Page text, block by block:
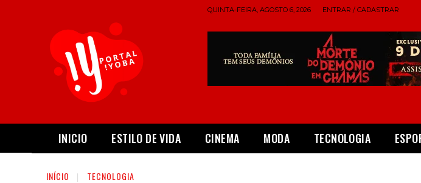
QUINTA-FEIRA, AGOSTO 6, 2026 ENTRAR / CADASTRAR
INICIO ESTILO DE VIDA CINEMA MODA TECNOLOGIA
INÍCIO TECNOLOGIA